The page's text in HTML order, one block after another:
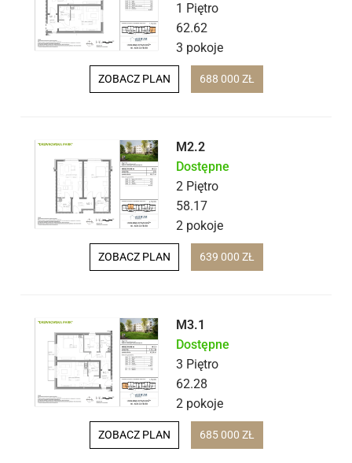
1 Piętro
62.62
3 pokoje
ZOBACZ PLAN 688 000 ZŁ
M2.2
2 Piętro
58.17
2 pokoje
Dostępne
ZOBACZ PLAN 639 000 ZŁ
M3.1
3 Piętro
62.28
2 pokoje
Dostępne
ZOBACZ PLAN 685 000 ZŁ